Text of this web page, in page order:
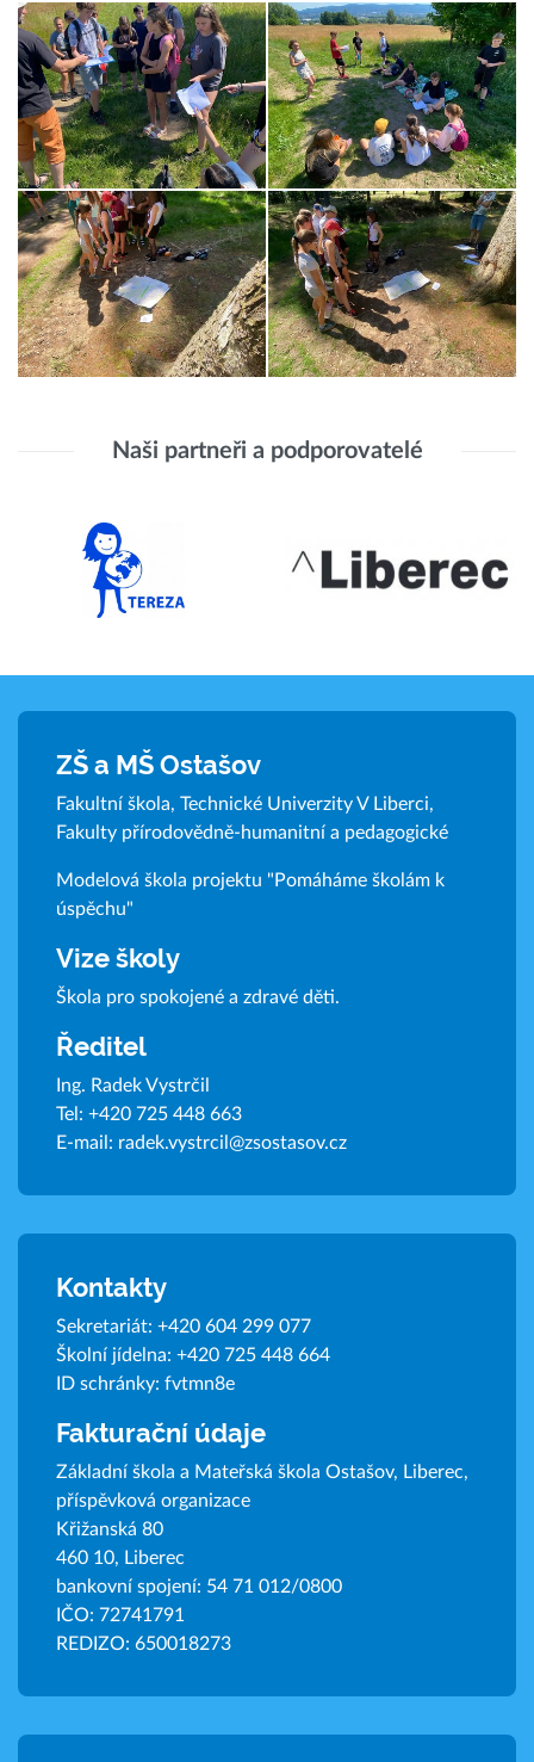
Naši partneři a podporovatelé
ZŠ a MŠ Ostašov
Fakultní škola, Technické Univerzity V Liberci,
Fakulty přírodovědně-humanitní a pedagogické
Modelová škola projektu "Pomáháme školám k
úspěchu"
Vize školy
Škola pro spokojené a zdravé děti.
Ředitel
Ing. Radek Vystrčil
Tel: +420 725 448 663
E-mail: radek.vystrcil@zsostasov.cz
Kontakty
Sekretariát: +420 604 299 077
Školní jídelna: +420 725 448 664
ID schránky: fvtmn8e
Fakturační údaje
Základní škola a Mateřská škola Ostašov, Liberec,
příspěvková organizace
Křižanská 80
460 10, Liberec
bankovní spojení: 54 71 012/0800
IČO: 72741791
REDIZO: 650018273